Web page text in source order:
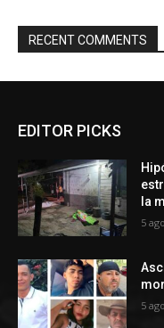
RECENT COMMENTS
EDITOR PICKS
la
5
5